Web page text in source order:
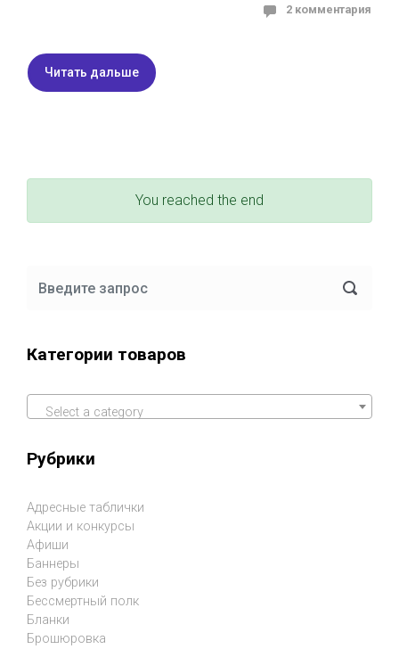
2 комментария
Читать дальше
You reached the end
Категории товаров
Select a category
Рубрики
Адресные таблички
Акции и конкурсы
Афиши
Баннеры
Без рубрики
Бессмертный полк
Бланки
Брошюровка